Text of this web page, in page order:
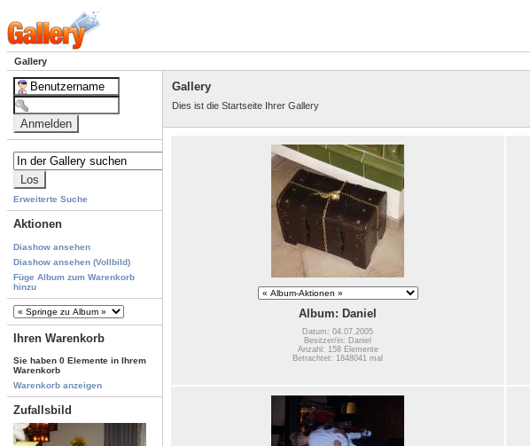
Gallery
Erweiterte Suche
Aktionen
Diashow ansehen
Diashow ansehen (Vollbild)
Füge Album zum Warenkorb
hinzu
Ihren Warenkorb
Sie haben 0 Elemente in Ihrem
Warenkorb
Warenkorb anzeigen
Zufallsbild
Gallery
Dies ist die Startseite Ihrer Gallery
Album: Daniel
Datum: 04.07.2005
Besitzer/in: Daniel
Anzahl: 158 Elemente
Betrachtet: 1848041 mal